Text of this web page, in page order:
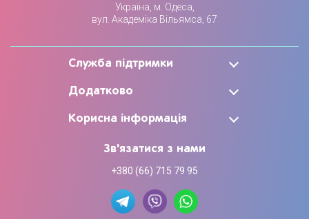
Україна, м. Одеса,
вул. Академіка Вільямса, 67
Служба підтримки
Додатково
Корисна інформація
Зв'язатися з нами
+380 (66) 715 79 95